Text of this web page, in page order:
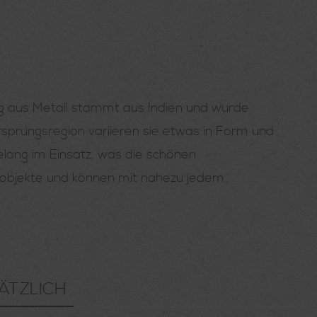
aus Metall stammt aus Indien und wurde
variieren sie etwas in Form und
im Einsatz, was die schönen
und können mit nahezu jedem